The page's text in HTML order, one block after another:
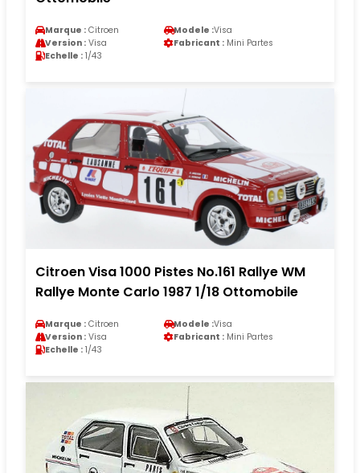
Marque : Citroen Modele :Visa
Version : Visa Fabricant : Mini Partes
Echelle : 1/43
Citroen Visa 1000 Pistes No.161 Rallye WM
Rallye Monte Carlo 1987 1/18 Ottomobile
Marque : Citroen Modele :Visa
Version : Visa Fabricant : Mini Partes
Echelle : 1/43